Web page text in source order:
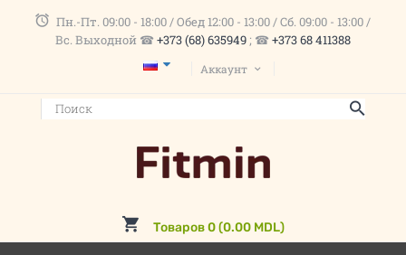
Пн.-Пт. 09:00 - 18:00 / Обед 12:00 - 13:00 / Сб. 09:00 - 13:00 /
Вс. Выходной ☎+373 (68) 635949 ; ☎+373 68 411388
Аккаунт
Товаров 0 (0.00 MDL)